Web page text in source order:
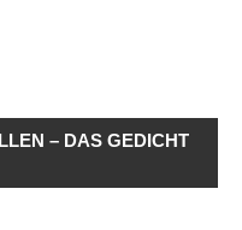
– DAS GEDICHT